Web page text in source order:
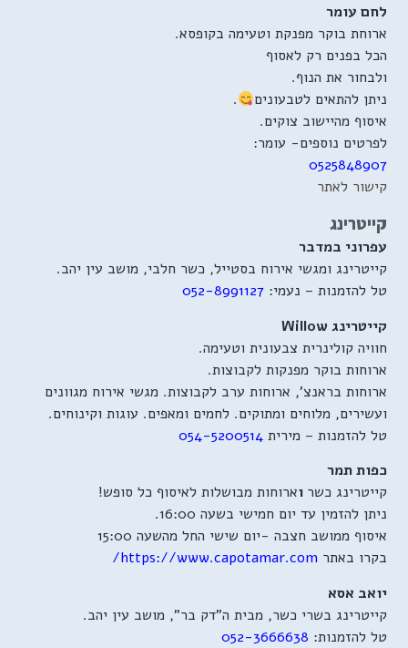
לחם עומר
ארוחת בוקר מפנקת וטעימה בקופסא.
הכל בפנים רק לאסוף
ולבחור את הנוף.
ניתן להתאים לטבעונים
.
איסוף מהיישוב צוקים.
לפרטים נוספים- עומר:
0525848907
קישור לאתר
קייטרינג
עפרוני במדבר
קייטרינג ומגשי אירוח בסטייל, כשר חלבי, מושב עין יהב.
טל להזמנות – נעמי: 052-8991127
קייטרינג Willow
חוויה קולינרית צבעונית וטעימה.
ארוחות בוקר מפנקות לקבוצות.
ארוחות בראנצ', ארוחות ערב לקבוצות. מגשי אירוח מגוונים
ועשירים, מלוחים ומתוקים. לחמים ומאפים. עוגות וקינוחים.
טל להזמנות – מירית 054-5200514
כפות תמר
קייטרינג כשר וארוחות מבושלות לאיסוף כל סופש!
ניתן להזמין עד יום חמישי בשעה 16:00.
איסוף ממושב חצבה -יום שישי החל מהשעה 15:00
בקרו באתר https://www.capotamar.com/
יואב אסא
קייטרינג בשרי כשר, מבית ה"דק בר", מושב עין יהב.
טל להזמנות: 052-3666638